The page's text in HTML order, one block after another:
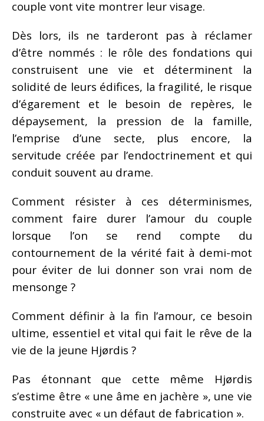
couple vont vite montrer leur visage.
Dès lors, ils ne tarderont pas à réclamer
d’être nommés : le rôle des fondations qui
construisent une vie et déterminent la
solidité de leurs édifices, la fragilité, le risque
d’égarement et le besoin de repères, le
dépaysement, la pression de la famille,
l’emprise d’une secte, plus encore, la
servitude créée par l’endoctrinement et qui
conduit souvent au drame.
Comment résister à ces déterminismes,
comment faire durer l’amour du couple
lorsque l’on se rend compte du
contournement de la vérité fait à demi-mot
pour éviter de lui donner son vrai nom de
mensonge ?
Comment définir à la fin l’amour, ce besoin
ultime, essentiel et vital qui fait le rêve de la
vie de la jeune Hjørdis ?
Pas étonnant que cette même Hjørdis
s’estime être « une âme en jachère », une vie
construite avec « un défaut de fabrication ».